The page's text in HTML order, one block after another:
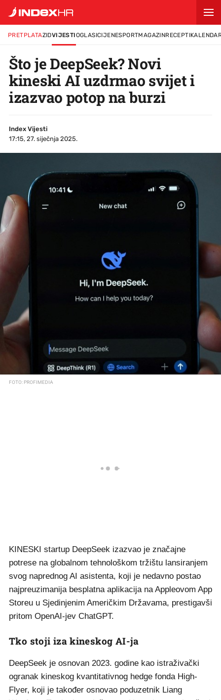
PRETPLATAZIDVIJESTIOGLASICIJENESPORTMAGAZINRECEPTI
Što je DeepSeek? Novi
kineski AI uzdrmao svijet i
izazvao potop na burzi
Index Vijesti
17:15, 27. siječnja 2025.
FOTO: PROFIMEDIA
KINESKI startup DeepSeek izazvao je značajne
potrese na globalnom tehnološkom tržištu lansiranjem
svog naprednog AI asistenta, koji je nedavno postao
najpreuzimanija besplatna aplikacija na Appleovom App
Storeu u Sjedinjenim Američkim Državama, prestigavši
pritom OpenAI-jev ChatGPT.
Tko stoji iza kineskog AI-ja
DeepSeek je osnovan 2023. godine kao istraživački
ogranak kineskog kvantitativnog hedge fonda High-
Flyer, koji je također osnovao poduzetnik Liang